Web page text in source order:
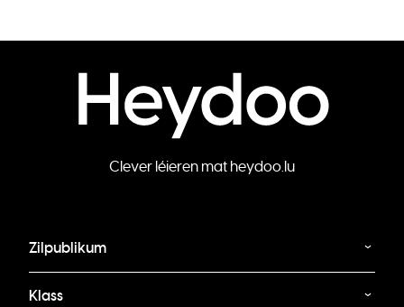
Clever léieren mat heydoo.lu
Zilpublikum
Klass